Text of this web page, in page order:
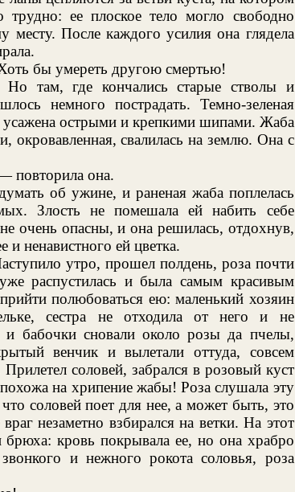
ее плоское тело могло свободно
месту. После каждого усилия она глядела
бы умереть другою смертью!
там, где кончались старые стволы и
немного пострадать. Темно-зеленая
усажена острыми и крепкими шипами. Жаба
окровавленная, свалилась на землю. Она с
повторила она.
об ужине, и раненая жаба поплелась
Злость не помешала ей набить себе
очень опасны, и она решилась, отдохнув,
и ненавистного ей цветка.
утро, прошел полдень, роза почти
распустилась и была самым красивым
полюбоваться ею: маленький хозяин
сестра не отходила от него и не
и бабочки сновали около розы да пчелы,
венчик и вылетали оттуда, совсем
соловей, забрался в розовый куст
на хрипение жабы! Роза слушала эту
соловей поет для нее, а может быть, это
незаметно взбирался на ветки. На этот
кровь покрывала ее, но она храбро
и нежного рокота соловья, роза